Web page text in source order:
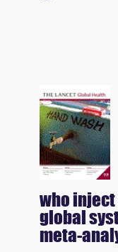
who
global
meta-